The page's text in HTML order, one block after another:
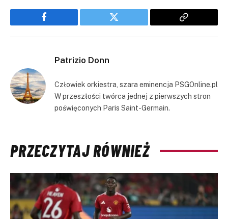
Facebook Twitter
Copy
Patrizio Donn
Człowiek orkiestra, szara eminencja PSGOnline.pl
W przeszłości twórca jednej z pierwszych stron
poświęconych Paris Saint-Germain.
PRZECZYTAJ RÓWNIEŻ